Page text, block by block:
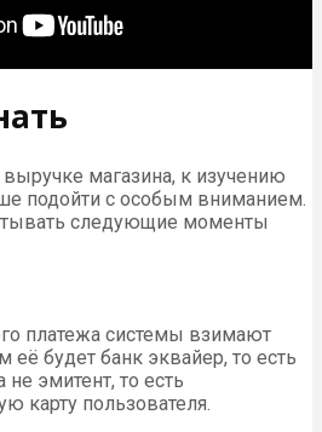
магазина, к изучению
подойти с особым вниманием.
следующие моменты
платежа системы взимают
будет банк эквайер, то есть
эмитент, то есть
карту пользователя.